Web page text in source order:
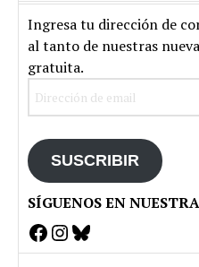
Ingresa tu dirección de
al tanto de nuestras
gratuita.
SUSCRIBIR
SÍGUENOS EN
Facebook
Instagram
Bluesky